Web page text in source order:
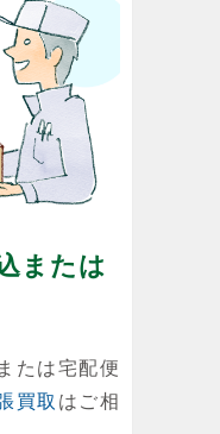
または
たは宅配便
買取 はご相